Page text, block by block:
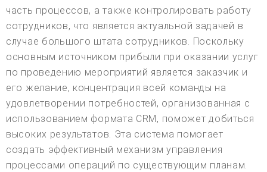
часть процессов, а также контролировать работу
сотрудников, что является актуальной задачей в
случае большого штата сотрудников. Поскольку
основным источником прибыли при оказании услуг
по проведению мероприятий является заказчик и
его желание, концентрация всей команды на
удовлетворении потребностей, организованная с
использованием формата CRM, поможет добиться
высоких результатов. Эта система помогает
создать эффективный механизм управления
процессами операций по существующим планам.